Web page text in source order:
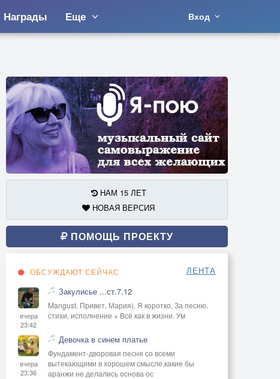
Награды Еще Вход
НАМ 15 ЛЕТ
НОВАЯ ВЕРСИЯ
ПОМОЩЬ ПРОЕКТУ
ОБСУЖДАЮТ СЕЙЧАС ЛЕНТА
вчера
23:42
Закулисье ...ст.7.12
Mangust. Привет, Мария). Я коротко. За песню,
стихи, исполнение + Всё как в жизни. Ум
вчера
23:36
Девочка в синем платье
Фундамент-дворовая песня со всеми
вытекающими в хорошем смысле,какие бы
аранжи не делались основа ос